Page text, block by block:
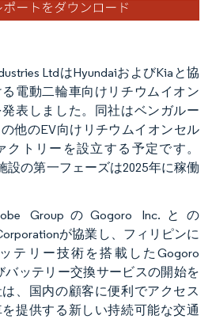
LtdはHyundaiおよびKiaと協
電動二輪車向けリチウムイオン
表しました。同社はベンガルー
他のEV向けリチウムイオンセル
クトリーを設立する予定です。
設の第一フェーズは2025年に稼働
GroupのGogoro Inc.との
が協業し、フィリピンに
テリー技術を搭載したGogoro
バッテリー交換サービスの開始を
、国内の顧客に便利でアクセス
提供する新しい持続可能な交通